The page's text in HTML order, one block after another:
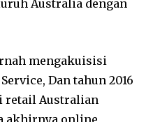
Australia dengan
mengakuisisi
Dan tahun 2016
retail Australian
akhirnya online